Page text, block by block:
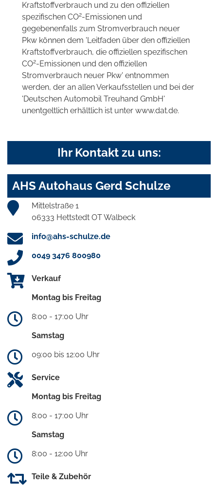
Kraftstoffverbrauch und zu den offiziellen
spezifischen CO2-Emissionen und
gegebenenfalls zum Stromverbrauch neuer
Pkw können dem 'Leitfaden über den offiziellen
Kraftstoffverbrauch, die offiziellen spezifischen
CO2-Emissionen und den offiziellen
Stromverbrauch neuer Pkw' entnommen
werden, der an allen Verkaufsstellen und bei der
'Deutschen Automobil Treuhand GmbH'
unentgeltlich erhältlich ist unter www.dat.de.
Ihr Kontakt zu uns:
AHS Autohaus Gerd Schulze
Mittelstraße 1
06333 Hettstedt OT Walbeck
info@ahs-schulze.de
0049 3476 800980
Verkauf
Montag bis Freitag
8:00 - 17:00 Uhr
Samstag
09:00 bis 12:00 Uhr
Service
Montag bis Freitag
8:00 - 17:00 Uhr
Samstag
8:00 - 12:00 Uhr
Teile & Zubehör